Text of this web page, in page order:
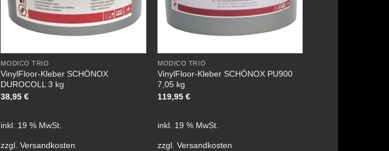
MODICO TRIO
VinylFloor-Kleber SCHÖNOX
DUROCOLL 3 kg
38,95€
inkl. 19 % MwSt.
zzgl.Versandkosten
MODICO TRIO
VinylFloor-Kleber SCHÖNOX PU900
7,05 kg
119,95€
inkl. 19 % MwSt.
zzgl.Versandkosten